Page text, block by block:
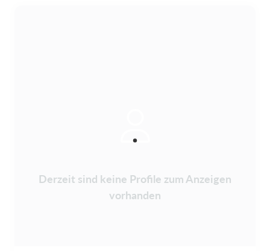
Derzeit sind keine Profile zum Anzeigen
vorhanden